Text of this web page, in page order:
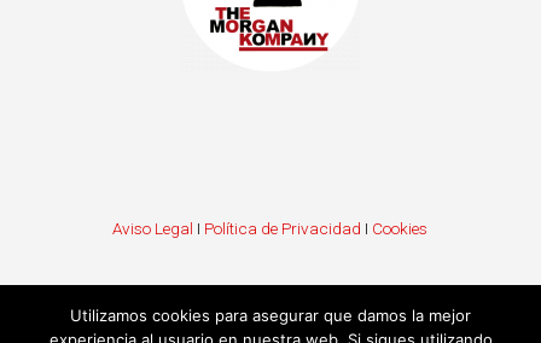
Aviso Legal I Política de Privacidad I Cookies
Utilizamos cookies para asegurar que damos la mejor